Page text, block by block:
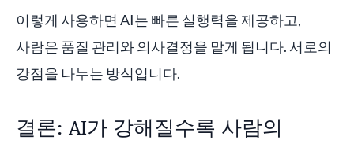
이렇게 사용하면 AI는 빠른 실행력을 제공하고,
사람은 품질 관리와 의사결정을 맡게 됩니다. 서로의
강점을 나누는 방식입니다.
결론: AI가 강해질수록 사람의